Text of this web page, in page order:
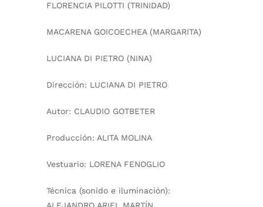
FLORENCIA PILOTTI (TRINIDAD)
MACARENA GOICOECHEA (MARGARITA)
LUCIANA DI PIETRO (NINA)
Dirección: LUCIANA DI PIETRO
Autor: CLAUDIO GOTBETER
Producción: ALITA MOLINA
Vestuario: LORENA FENOGLIO
Técnica (sonido e iluminación):